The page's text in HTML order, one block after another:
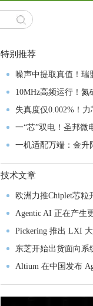
特别推荐
噪声中提取真值！瑞
流检测芯片赋能多元高
10MHz高频运行！
GaN芯片，助力电源能
失真度仅0.002%！
低失真4PST模拟开关
一“芯”双电！圣邦微
片，简化AFE与音频设计
一机适配万端：金升
源，赋能高端装备制造
技术文章
欧洲力推Chiplet芯粒
成以加速其汽车产业生
Agentic AI 正在产生
什么系统开发进展并没
Pickering 推出 LXI
高 80A、300V 信号
东芝开始出货面向
入门级M4V组
Altium 在中国发布